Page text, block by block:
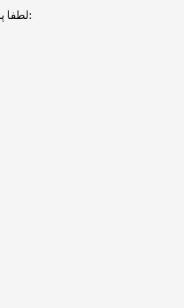
لطفا پاسخ را به عدد انگلیسی وارد کنید: